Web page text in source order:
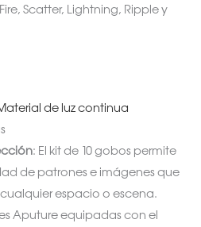
Scatter, Lightning, Ripple y
de luz continua
: El kit de 10 gobos permite
de patrones e imágenes que
espacio o escena.
Aputure equipadas con el